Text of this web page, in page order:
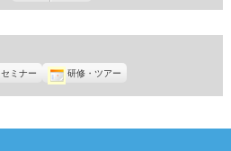
セミナー 研修・ツアー